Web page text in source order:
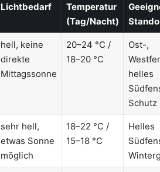
Lichtbedarf
Temperatur
(Tag/Nacht)
hell, keine
direkte
Mittagssonne
20–24 °C /
18–20 °C
Ost-,
helles
Schutz
sehr hell,
etwas Sonne
möglich
18–22 °C /
15–18 °C
Helles